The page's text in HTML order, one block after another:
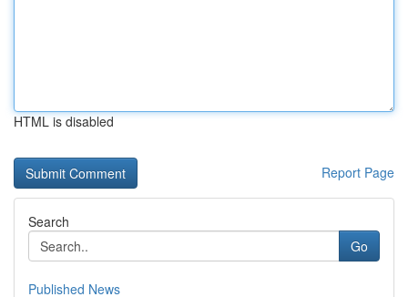
HTML is disabled
Report Page
Search
Go
Published News